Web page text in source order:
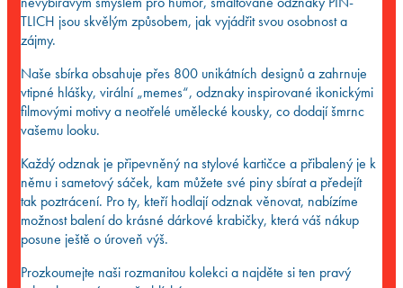
TLICH jsou skvělým způsobem, jak vyjádřit svou osobnost a
zájmy.
Naše sbírka obsahuje přes 800 unikátních designů a zahrnuje
vtipné hlášky, virální „memes“, odznaky inspirované ikonickými
filmovými motivy a neotřelé umělecké kousky, co dodají šmrnc
vašemu looku.
Každý odznak je připevněný na stylové kartičce a přibalený je k
němu i sametový sáček, kam můžete své piny sbírat a předejít
tak poztrácení. Pro ty, kteří hodlají odznak věnovat, nabízíme
možnost balení do krásné dárkové krabičky, která váš nákup
posune ještě o úroveň výš.
Prozkoumejte naši rozmanitou kolekci a najděte si ten pravý